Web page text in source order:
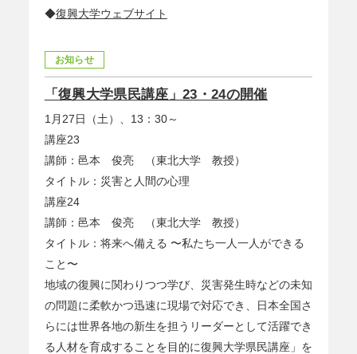
◆復興大学ウェブサイト
お知らせ
「復興大学県民講座」23・24の開催
1月27日（土）、13：30～
講座23
講師：邑本 俊亮 （東北大学 教授）
タイトル：災害と人間の心理
講座24
講師：邑本 俊亮 （東北大学 教授）
タイトル：将来へ備える 〜私たち一人一人ができる
こと〜
地域の復興に関わりつつ学び、災害発生時などの未知
の問題に柔軟かつ迅速に現場で対応でき、日本全国さ
らには世界各地の新生を担うリーダーとして活躍でき
る人材を育成することを目的に復興大学県民講座」を